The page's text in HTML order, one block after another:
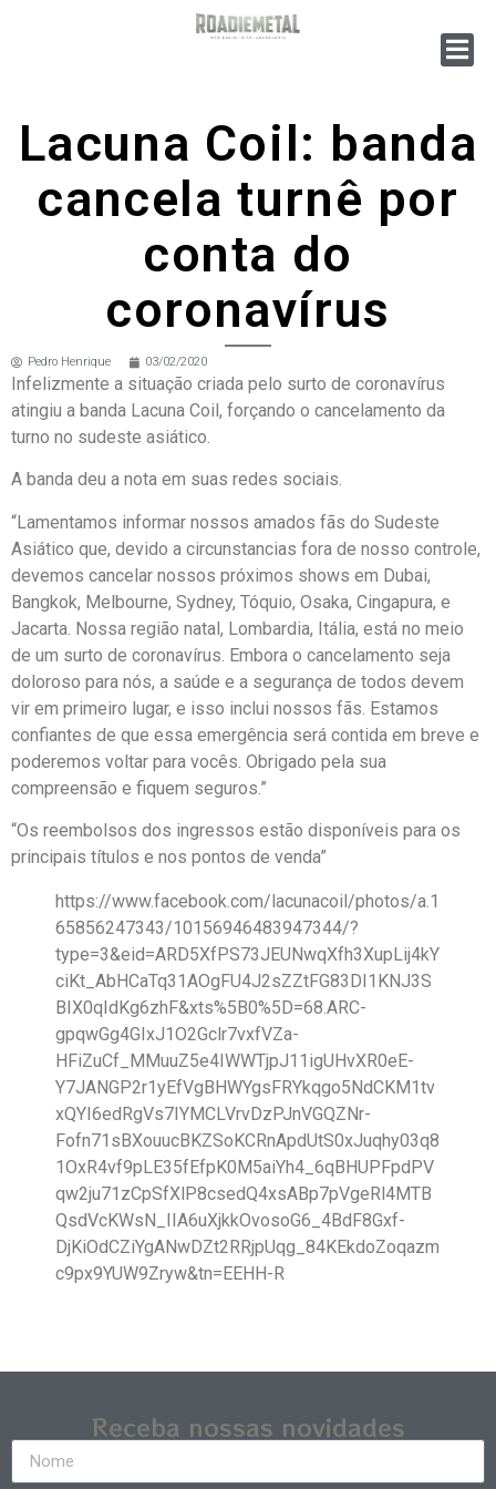
Lacuna Coil: banda
cancela turnê por
conta do
coronavírus
Pedro Henrique 03/02/2020
Infelizmente a situação criada pelo surto de coronavírus
atingiu a banda Lacuna Coil, forçando o cancelamento da
turno no sudeste asiático.
A banda deu a nota em suas redes sociais.
“Lamentamos informar nossos amados fãs do Sudeste
Asiático que, devido a circunstancias fora de nosso controle,
devemos cancelar nossos próximos shows em Dubai,
Bangkok, Melbourne, Sydney, Tóquio, Osaka, Cingapura, e
Jacarta. Nossa região natal, Lombardia, Itália, está no meio
de um surto de coronavírus. Embora o cancelamento seja
doloroso para nós, a saúde e a segurança de todos devem
vir em primeiro lugar, e isso inclui nossos fãs. Estamos
confiantes de que essa emergência será contida em breve e
poderemos voltar para vocês. Obrigado pela sua
compreensão e fiquem seguros.”
“Os reembolsos dos ingressos estão disponíveis para os
principais títulos e nos pontos de venda”
https://www.facebook.com/lacunacoil/photos/a.1
65856247343/10156946483947344/?
type=3&eid=ARD5XfPS73JEUNwqXfh3XupLij4kY
ciKt_AbHCaTq31AOgFU4J2sZZtFG83DI1KNJ3S
BIX0qIdKg6zhF&xts%5B0%5D=68.ARC-
gpqwGg4GIxJ1O2Gclr7vxfVZa-
HFiZuCf_MMuuZ5e4IWWTjpJ11igUHvXR0eE-
Y7JANGP2r1yEfVgBHWYgsFRYkqgo5NdCKM1tv
xQYI6edRgVs7IYMCLVrvDzPJnVGQZNr-
Fofn71sBXouucBKZSoKCRnApdUtS0xJuqhy03q8
1OxR4vf9pLE35fEfpK0M5aiYh4_6qBHUPFpdPV
qw2ju71zCpSfXlP8csedQ4xsABp7pVgeRl4MTB
QsdVcKWsN_IIA6uXjkkOvosoG6_4BdF8Gxf-
DjKiOdCZiYgANwDZt2RRjpUqg_84KEkdoZoqazm
c9px9YUW9Zryw&tn=EEHH-R
Receba nossas novidades